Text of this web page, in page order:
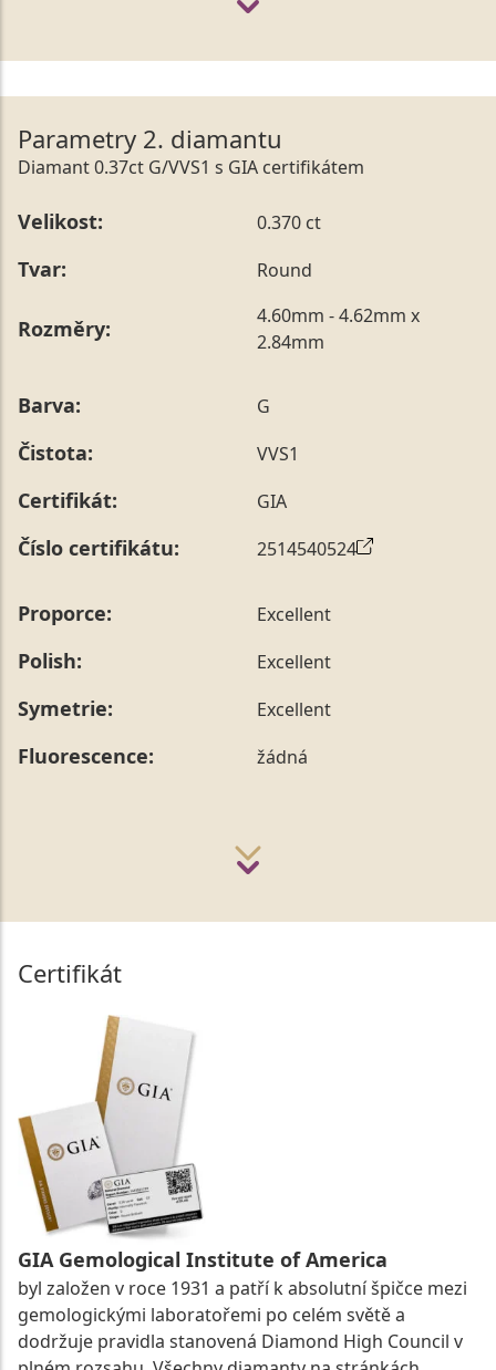
Parametry 2. diamantu
Diamant 0.37ct G/VVS1 s GIA certifikátem
Velikost: 0.370 ct
Tvar: Round
Rozměry:
4.60mm - 4.62mm x
2.84mm
Barva: G
Čistota: VVS1
Certifikát: GIA
Číslo certifikátu: 2514540524
Proporce: Excellent
Polish: Excellent
Symetrie: Excellent
Fluorescence: žádná
Certifikát
GIA Gemological Institute of America
byl založen v roce 1931 a patří k absolutní špičce mezi
gemologickými laboratořemi po celém světě a
dodržuje pravidla stanovená Diamond High Council v